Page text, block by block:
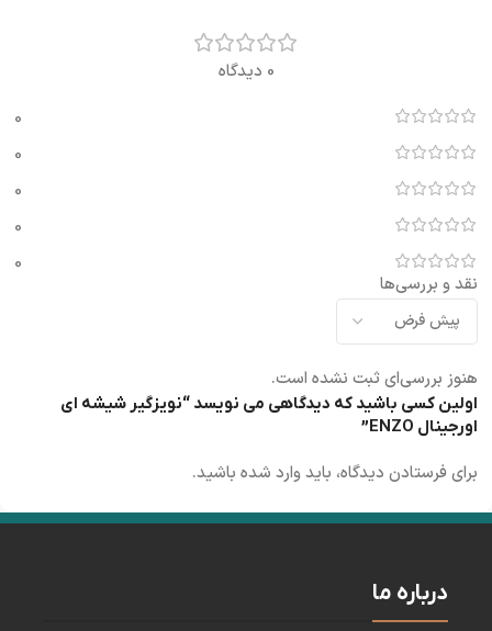
0 دیدگاه
0
0
0
0
0
نقد و بررسی‌ها
هنوز بررسی‌ای ثبت نشده است.
اولین کسی باشید که دیدگاهی می نویسد “نویزگیر شیشه ای
اورجینال ENZO”
برای فرستادن دیدگاه، بایدوارد شده باشید.
درباره ما